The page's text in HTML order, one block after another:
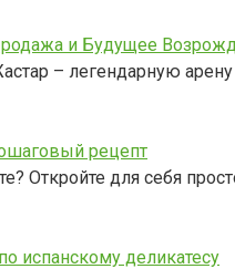
и Будущее
– легендарную
рецепт
Откройте для себя
испанскому деликатесу